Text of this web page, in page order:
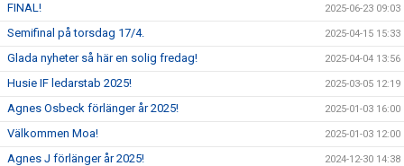
FINAL! 2025-06-23 09:03
Semifinal på torsdag 17/4. 2025-04-15 15:33
Glada nyheter så här en solig fredag! 2025-04-04 13:56
Husie IF ledarstab 2025! 2025-03-05 12:19
Agnes Osbeck förlänger år 2025! 2025-01-03 16:00
Välkommen Moa! 2025-01-03 12:00
Agnes J förlänger år 2025! 2024-12-30 14:38